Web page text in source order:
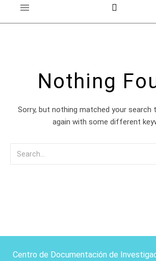
Nothing
Sorry, but nothing matched your search
again with some different
Centro de Documentación de